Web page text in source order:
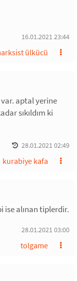
16.01.2021 23:44
ülkücü
aptal yerine
sıkıldım ki
28.01.2021 02:49
kurabiye kafa
ise alınan tiplerdir.
28.01.2021 03:00
tolgame